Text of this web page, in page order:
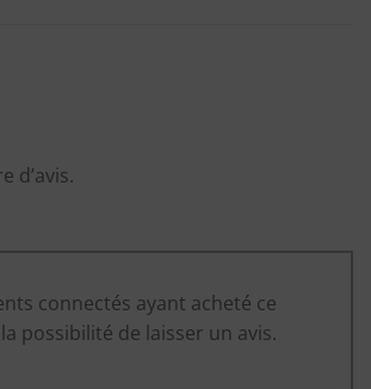
d’avis.
connectés ayant acheté ce
possibilité de laisser un avis.